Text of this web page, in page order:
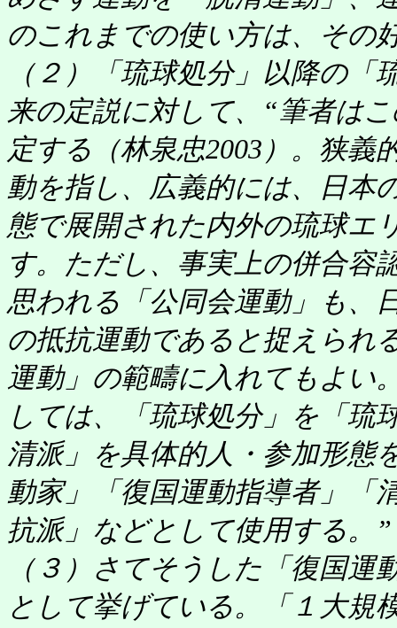
のこれまでの使い方は、その
（２）「琉球処分」以降の
来の定説に対して、“筆者は
定する（林泉忠2003）。狭義
動を指し、広義的には、日本
態で展開された内外の琉球エ
す。ただし、事実上の併合容
思われる「公同会運動」も、
の抵抗運動であると捉えられ
運動」の範疇に入れてもよい
しては、「琉球処分」を「琉
清派」を具体的人・参加形態
動家」「復国運動指導者」「
抗派」などとして使用する。”
（３）さてそうした「復国
として挙げている。「１大規